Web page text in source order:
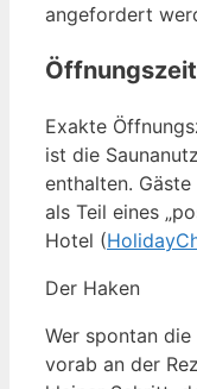
angefordert
Exakte
ist die
enthalten.
als Teil eines
Hotel (
Der Haken
Wer spontan
vorab an der